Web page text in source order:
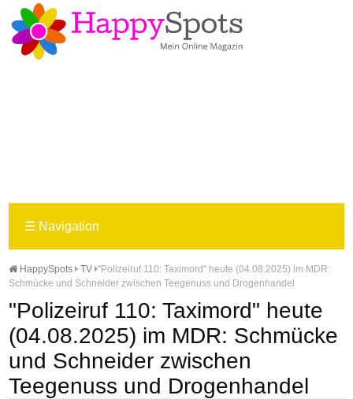
☰ Navigation
HappySpots TV "Polizeiruf 110: Taximord" heute (04.08.2025) im MDR:
Schmücke und Schneider zwischen Teegenuss und Drogenhandel
"Polizeiruf 110: Taximord" heute
(04.08.2025) im MDR: Schmücke
und Schneider zwischen
Teegenuss und Drogenhandel